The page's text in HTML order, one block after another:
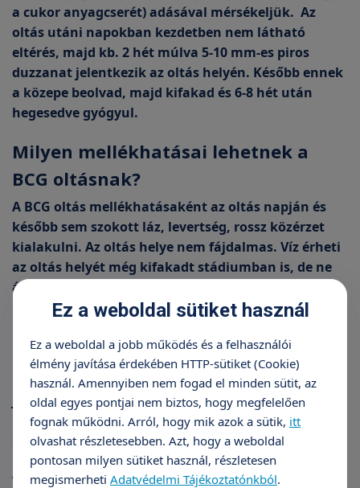
a cukor anyagcserét) adásával mérsékeljük. Az
oltás utáni napokban kezdetben nem látható
eltérés, majd kb. 2 hét múlva 5-10 mm-es piros
duzzanat jelentkezik az oltás helyén. Később ennek
a közepe beolvad, majd kifakad és 6-8 hét után
hegesedve gyógyul.
Milyen mellékhatásai lehetnek a
BCG oltásnak?
A BCG oltás mellékhatásaként az oltás napján és
később sem szokott láz, levertség, rossz közérzet
kialakulni. Az oltás helye nem fájdalmas. Víz érheti
az oltás helyét még kifakadt stádiumban is, de ne
ázzon vízben. Fertőtlenítőt nem kell az oltás
kifakadásakor sem használni, illetve az oltás helyét
Ritkán a hónaljárokban vagy a nyakon lévő
nyirokcsomó duzzanat jelentkezhet, melyet ha az
jelentős méretű a gyermekorvosnak meg kell
mutatni, de alapvetően ez az elváltozás sem jelez
súlyos folyamatot.
A jelenlegi oltási irányelvek szerint, akinél az oltást
Ez a weboldal sütiket használ
Ez a weboldal a jobb működés és a felhasználói
élmény javítása érdekében HTTP-sütiket (Cookie)
használ. Amennyiben nem fogad el minden sütit, az
oldal egyes pontjai nem biztos, hogy megfelelően
fognak működni. Arról, hogy mik azok a sütik, itt
olvashat részletesebben. Azt, hogy a weboldal
pontosan milyen sütiket használ, részletesen
megismerheti Adatvédelmi Tájékoztatónkból.